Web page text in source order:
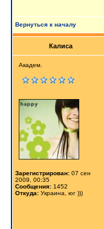
Вернуться к началу
Калиса
Академ.
Зарегистрирован: 07 сен
2009, 00:35
Сообщения: 1452
Откуда: Украина, юг )))